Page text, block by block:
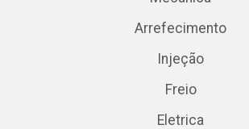
Arrefecimento
Injeção
Freio
Eletrica